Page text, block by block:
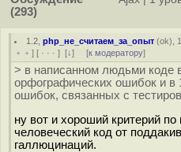
(293)
1.2 ,php_не_считаем_за_опыт (ok),
﹢﹢ ] [ · · · ] [↓] [к модератору]
> в написанном людьми коде
орфографических ошибок и в
ошибок, связанных с
ну вот и хороший критерий
человеческий код от
галлюцинаций.